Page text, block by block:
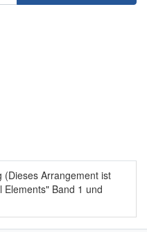
(Dieses Arrangement ist
Band 1 und